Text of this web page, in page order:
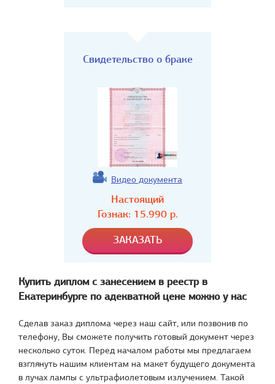
Свидетельство о браке
Видео документа
Настоящий
Гознак: 15.990р.
Купить диплом с занесением в реестр в
Екатеринбурге по адекватной цене можно у нас
Сделав заказ диплома через наш сайт, или позвонив по
телефону, Вы сможете получить готовый документ через
несколько суток. Перед началом работы мы предлагаем
взглянуть нашим клиентам на макет будущего документа
в лучах лампы с ультрафиолетовым излучением. Такой